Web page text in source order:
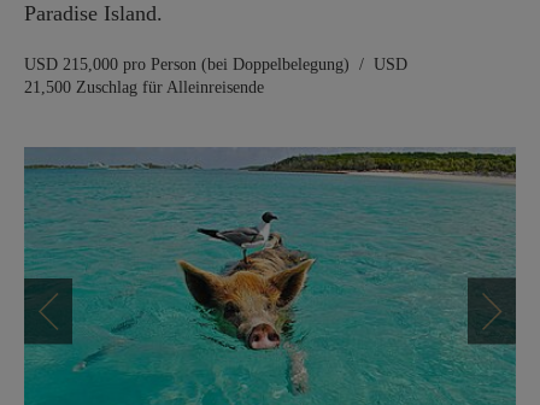
Paradise Island.
USD 215,000 pro Person (bei Doppelbelegung) / USD
21,500 Zuschlag für Alleinreisende